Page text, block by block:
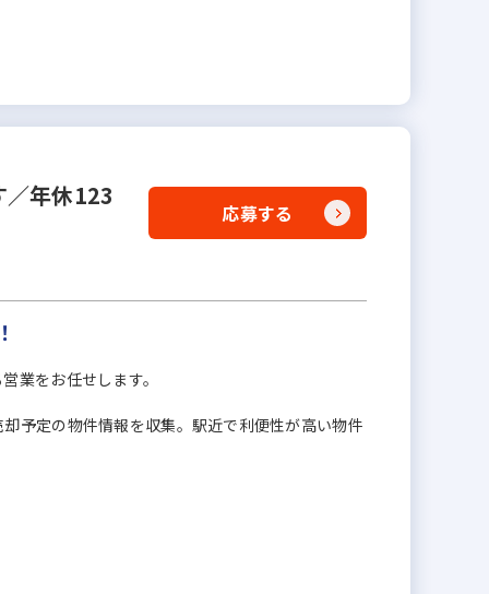
年休123
応募する
業をお任せします。
予定の物件情報を収集。駅近で利便性が高い物件